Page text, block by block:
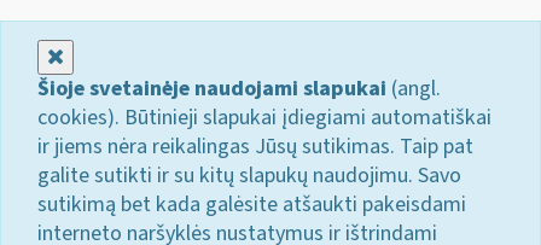
Šioje svetainėje naudojami slapukai (angl.
cookies). Būtinieji slapukai įdiegiami automatiškai
ir jiems nėra reikalingas Jūsų sutikimas. Taip pat
galite sutikti ir su kitų slapukų naudojimu. Savo
sutikimą bet kada galėsite atšaukti pakeisdami
interneto naršyklės nustatymus ir ištrindami